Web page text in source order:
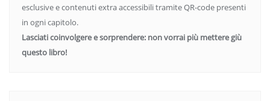
esclusive e contenuti extra accessibili tramite QR-code presenti
in ogni capitolo.
Lasciati coinvolgere e sorprendere: non vorrai più mettere giù
questo libro!